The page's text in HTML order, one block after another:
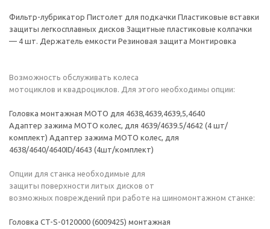
Фильтр-лубрикатор Пистолет для подкачки Пластиковые вставки
защиты легкосплавных дисков Защитные пластиковые колпачки
— 4 шт. Держатель емкости Резиновая защита Монтировка
Возможность обслуживать колеса
мотоциклов и квадроциклов. Для этого необходимы опции:
Головка монтажная МОТО для 4638,4639,4639,5,4640
Адаптер зажима МОТО колес, для 4639/4639.5/4642 (4 шт/
комплект) Адаптер зажима МОТО колес, для
4638/4640/4640ID/4643 (4шт/комплект)
Опции для станка необходимые для
защиты поверхности литых дисков от
возможных повреждений при работе на шиномонтажном станке:
Головка CT-S-0120000 (6009425) монтажная